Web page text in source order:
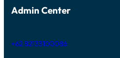
Admin Center
+62 82133100086